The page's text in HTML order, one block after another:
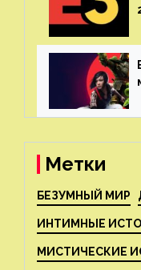
Метки
БЕЗУМНЫЙ МИР
ИНТИМНЫЕ
МИСТИЧЕСКИЕ